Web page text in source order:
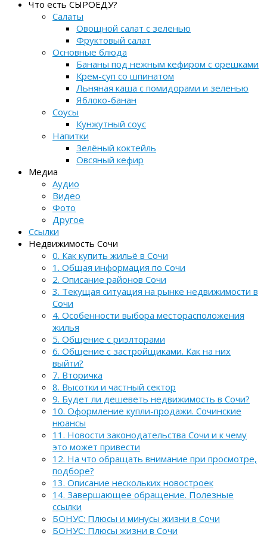
Что есть СЫРОЕДУ?
Салаты
Овощной салат с зеленью
Фруктовый салат
Основные блюда
Бананы под нежным кефиром с орешками
Крем-суп со шпинатом
Льняная каша с помидорами и зеленью
Яблоко-банан
Соусы
Кунжутный соус
Напитки
Зелёный коктейль
Овсяный кефир
Медиа
Аудио
Видео
Фото
Другое
Ссылки
Недвижимость Сочи
0. Как купить жильё в Сочи
1. Общая информация по Сочи
2. Описание районов Сочи
3. Текущая ситуация на рынке недвижимости в
Сочи
4. Особенности выбора месторасположения
жилья
5. Общение с риэлторами
6. Общение с застройщиками. Как на них
выйти?
7. Вторичка
8. Высотки и частный сектор
9. Будет ли дешеветь недвижимость в Сочи?
10. Оформление купли-продажи. Сочинские
нюансы
11. Новости законодательства Сочи и к чему
это может привести
12. На что обращать внимание при просмотре,
подборе?
13. Описание нескольких новостроек
14. Завершающее обращение. Полезные
ссылки
БОНУС: Плюсы и минусы жизни в Сочи
БОНУС: Плюсы жизни в Сочи